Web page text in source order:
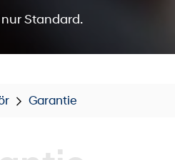
Standard.
Garantie